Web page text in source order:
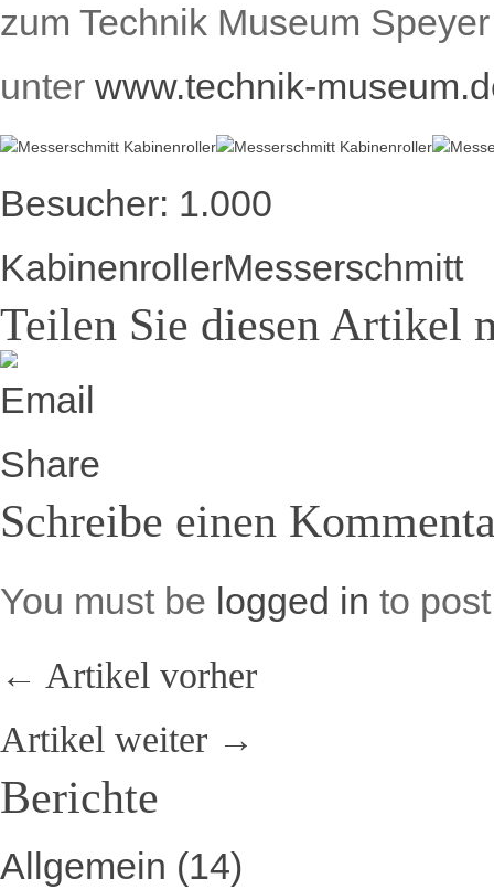
zum Technik Museum
unter www.technik-
Besucher: 1.000
KabinenrollerMesserschmitt
Teilen Sie diesen Artikel
Schreibe einen
You must be logged in to
← Artikel vorher
Artikel weiter →
Berichte
Allgemein (14)